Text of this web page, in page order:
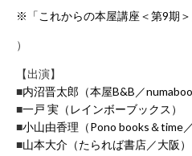
※「これからの本屋講座＜第9期＞
）
【出演】
■内沼晋太郎（本屋B&B／
■一戸 実（レインボーブックス）
■小山由香理（Pono books＆time／
■山本大介（たられば書店／大阪）
イ
ー
ポ
リ
シ
ー